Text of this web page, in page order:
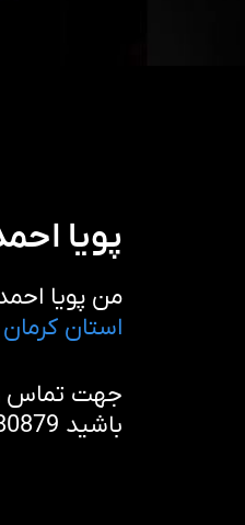
پویا
من پویا
استان کرمان
جهت تماس و
باشید 09377780879